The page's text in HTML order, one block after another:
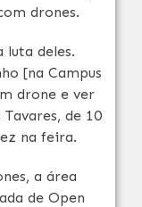
drones.
luta deles.
[na Campus
drone e ver
de 10
na feira.
a área
de Open